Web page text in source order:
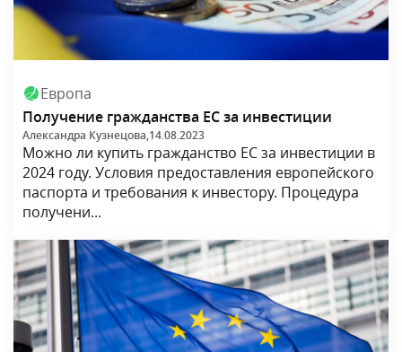
Европа
Получение гражданства ЕС за инвестиции
Александра Кузнецова,14.08.2023
Можно ли купить гражданство ЕС за инвестиции в
2024 году. Условия предоставления европейского
паспорта и требования к инвестору. Процедура
получени...